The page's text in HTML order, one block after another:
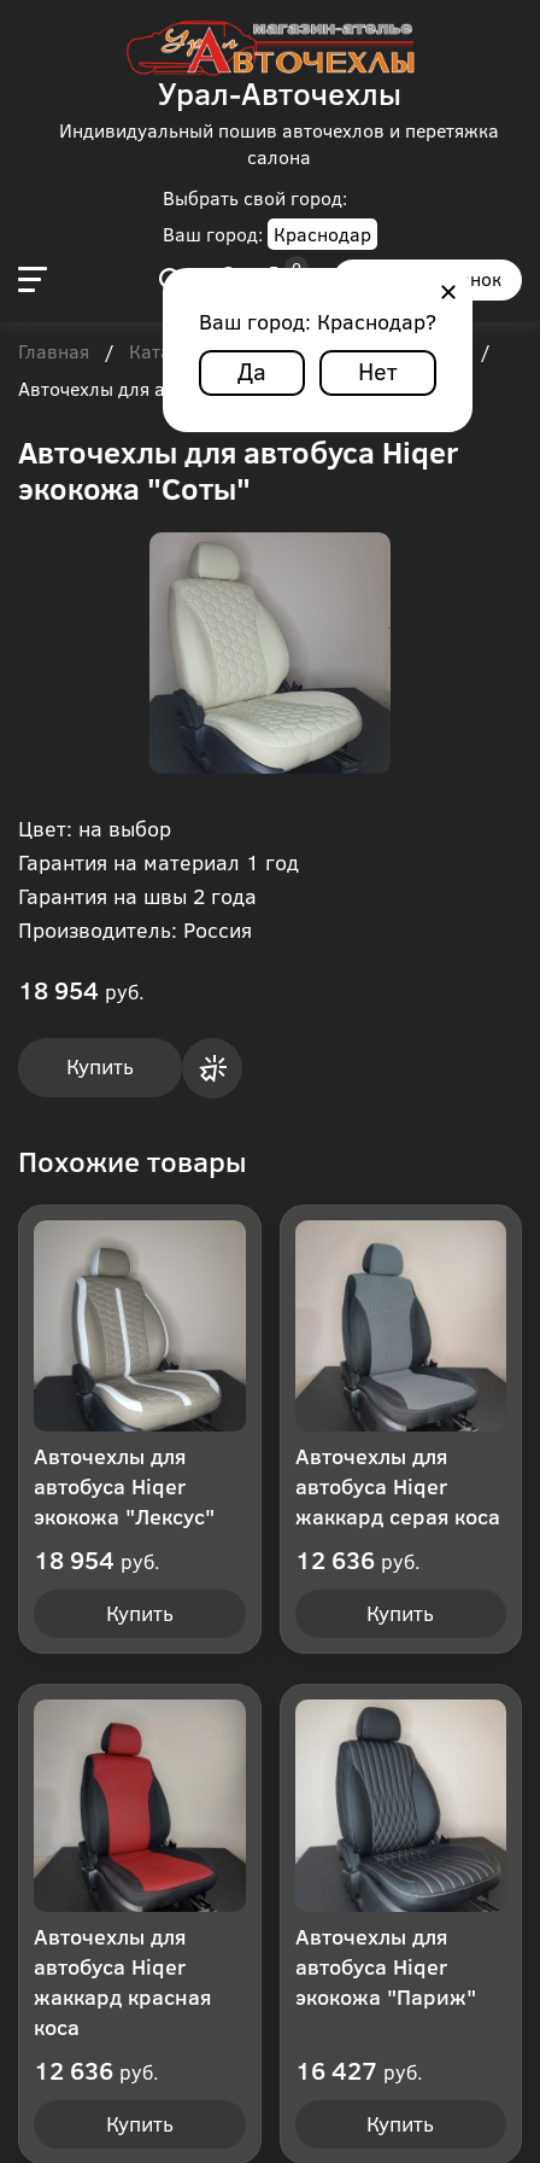
Выбрать свой город:
Ваш город: Краснодар
Ваш город: Краснодар?
Да Нет
Урал-Авточехлы
Индивидуальный пошив авточехлов и перетяжка
салона
Заказать звонок
Главная / Каталог чехлов / Автобус / Hiqer
/
Авточехлы для автобуса Hiqer экокожа "Соты"
Авточехлы для автобуса Hiqer
экокожа "Соты"
Цвет: на выбор
Гарантия на материал 1 год
Гарантия на швы 2 года
Производитель: Россия
18 954 руб.
Купить
Похожие товары
Авточехлы для
автобуса Hiqer
экокожа "Лексус"
18 954 руб.
Купить
Авточехлы для
автобуса Hiqer
жаккард серая коса
12 636 руб.
Купить
Авточехлы для
автобуса Hiqer
жаккард красная
коса
12 636 руб.
Купить
Авточехлы для
автобуса Hiqer
экокожа "Париж"
16 427 руб.
Купить